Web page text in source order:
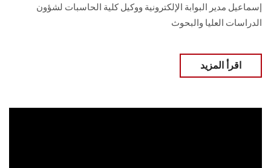
إسماعيل مدير البوابة الإلكترونية ووكيل كلية الحاسبات لشؤون
‏الدراسات العليا والبحوث
اقرأ المزيد